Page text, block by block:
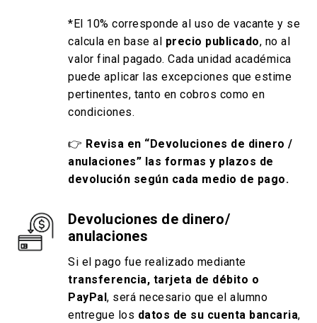
*El 10% corresponde al uso de vacante y se
calcula en base al precio publicado, no al
valor final pagado. Cada unidad académica
puede aplicar las excepciones que estime
pertinentes, tanto en cobros como en
condiciones.
👉 Revisa en “Devoluciones de dinero /
anulaciones” las formas y plazos de
devolución según cada medio de pago.
Devoluciones de dinero/
anulaciones
Si el pago fue realizado mediante
transferencia, tarjeta de débito o
PayPal, será necesario que el alumno
entregue los datos de su cuenta bancaria,